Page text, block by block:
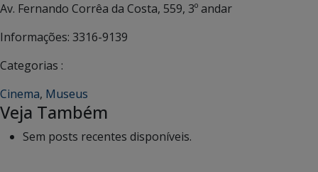
Av. Fernando Corrêa da Costa, 559, 3º andar
Informações: 3316-9139
Categorias :
Cinema, Museus
Veja Também
Sem posts recentes disponíveis.